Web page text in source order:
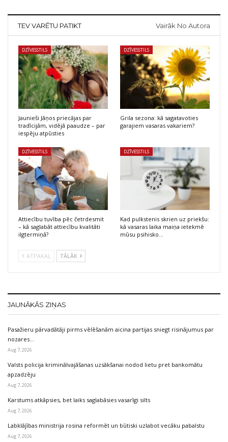
TEV VARĒTU PATIKT Vairāk No Autora
DZĪVESSTILS
Jaunieši Jāņos priecājas par
tradīcijām, vidējā paaudze – par
iespēju atpūsties
DZĪVESSTILS
Grila sezona: kā sagatavoties
garajiem vasaras vakariem?
DZĪVESSTILS
Attiecību tuvība pēc četrdesmit
– kā saglabāt attiecību kvalitāti
ilgtermiņā?
DZĪVESSTILS
Kad pulkstenis skrien uz priekšu:
kā vasaras laika maiņa ietekmē
mūsu psihisko…
ATPAKAĻ TĀLĀK
JAUNĀKĀS ZIŅAS
Pasažieru pārvadātāji pirms vēlēšanām aicina partijas sniegt risinājumus par
nozares…
Aug 7, 2026
Valsts policija kriminālvajāšanas uzsākšanai nodod lietu pret bankomātu
apzadzēju
Aug 7, 2026
Karstums atkāpsies, bet laiks saglabāsies vasarīgi silts
Aug 7, 2026
Labklājības ministrija rosina reformēt un būtiski uzlabot vecāku pabalstu
Aug 7, 2026